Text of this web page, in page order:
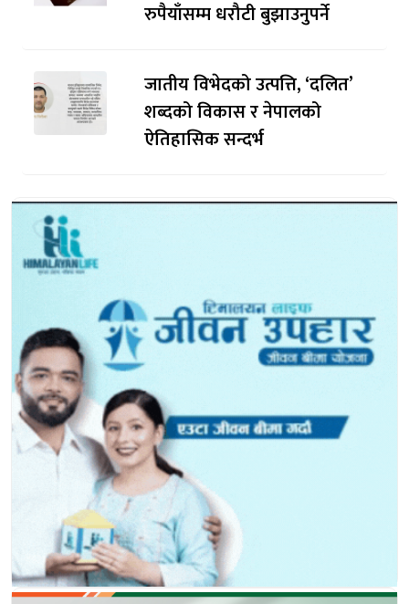
रुपैयाँसम्म धरौटी बुझाउनुपर्ने
जातीय विभेदको उत्पत्ति, ‘दलित’
शब्दको विकास र नेपालको
ऐतिहासिक सन्दर्भ